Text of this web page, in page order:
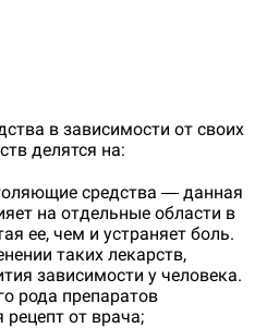
в зависимости от своих
делятся на:
средства — данная
на отдельные области в
ее, чем и устраняет боль.
таких лекарств,
зависимости у человека.
рода препаратов
рецепт от врача;